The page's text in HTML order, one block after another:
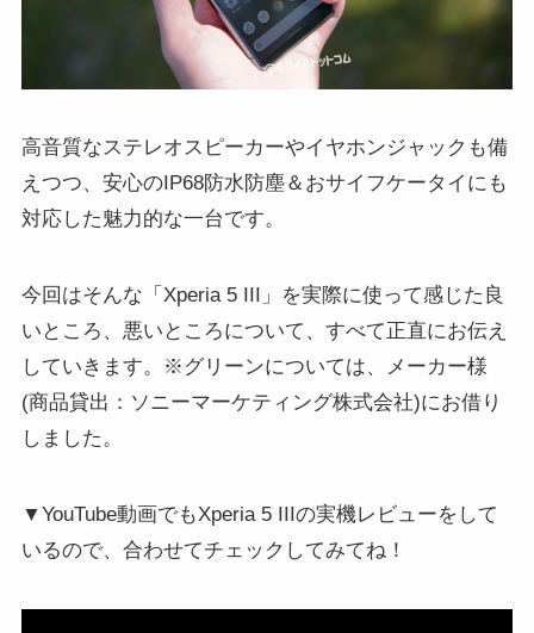
高音質なステレオスピーカーやイヤホンジャックも備
えつつ、安心のIP68防水防塵＆おサイフケータイにも
対応した魅力的な一台です。
今回はそんな「Xperia 5 III」を実際に使って感じた良
いところ、悪いところについて、すべて正直にお伝え
していきます。※グリーンについては、メーカー様
(商品貸出：ソニーマーケティング株式会社)にお借り
しました。
▼YouTube動画でもXperia 5 IIIの実機レビューをして
いるので、合わせてチェックしてみてね！